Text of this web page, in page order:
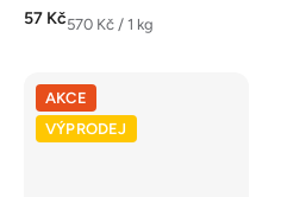
57 KčMěrná
570 Kč / 1 kg
AKCE
VÝPRODEJ